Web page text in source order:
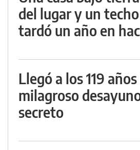
del lugar y un
tardó un año en
Llegó a los 119
milagroso
secreto